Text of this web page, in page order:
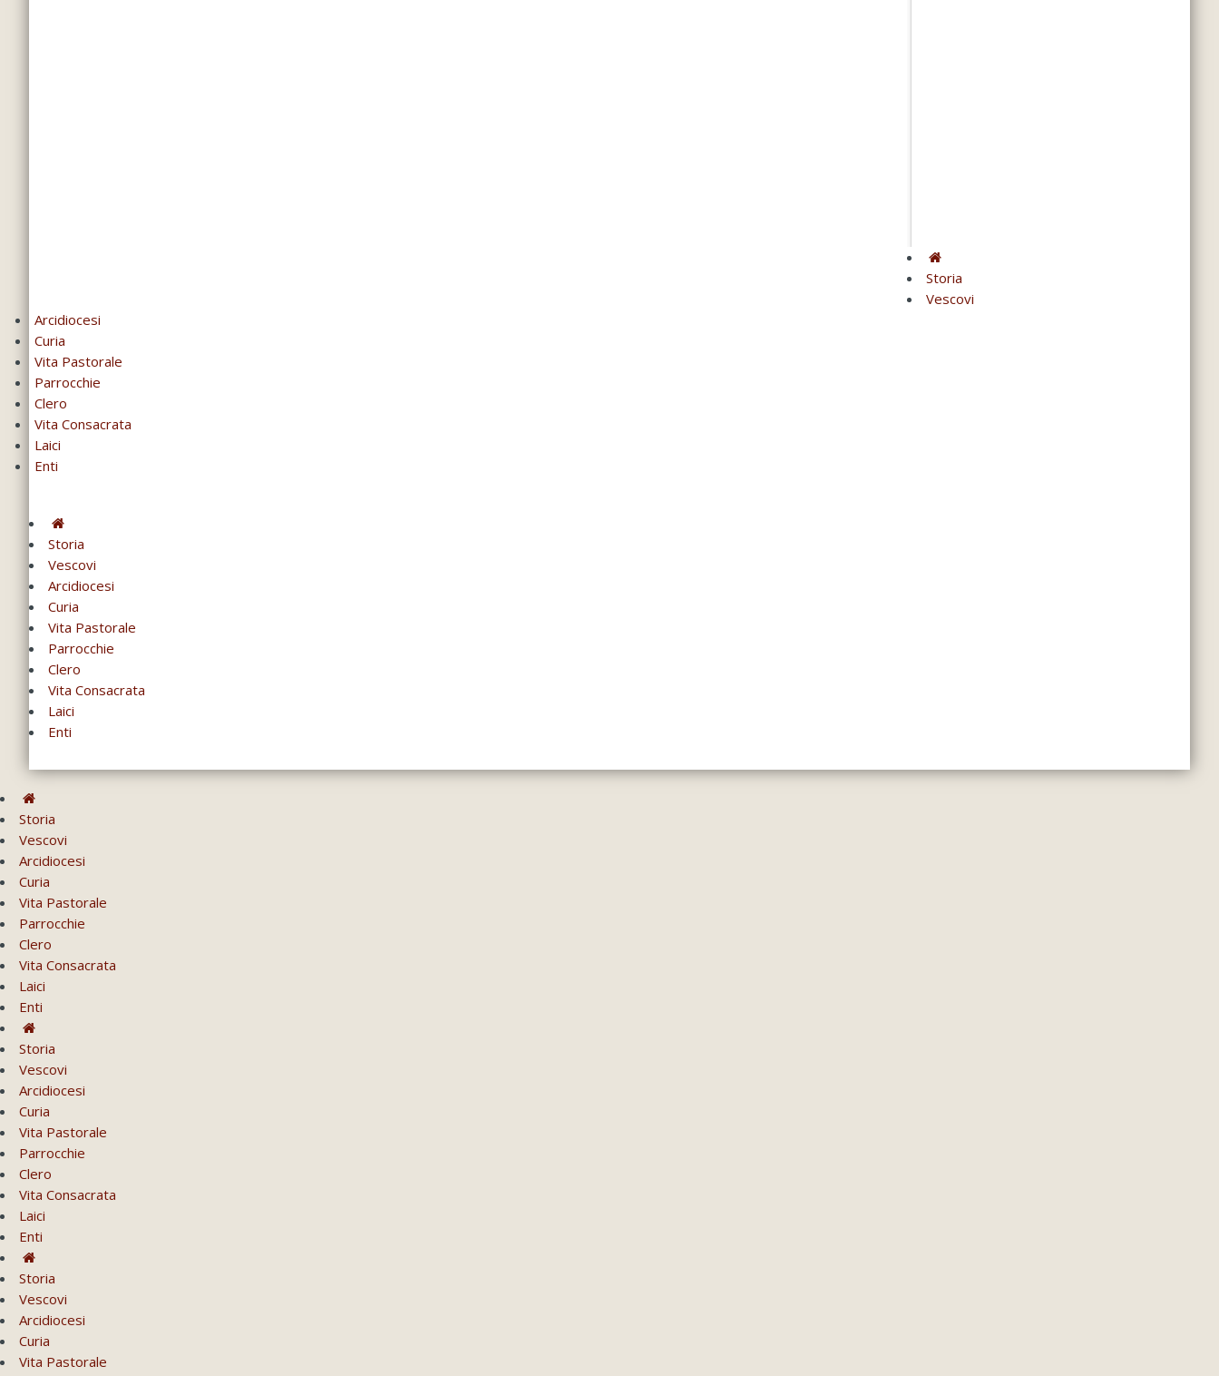
Storia
Vescovi
Arcidiocesi
Curia
Vita Pastorale
Parrocchie
Clero
Vita Consacrata
Laici
Enti
Storia
Vescovi
Arcidiocesi
Curia
Vita Pastorale
Parrocchie
Clero
Vita Consacrata
Laici
Enti
Storia
Vescovi
Arcidiocesi
Curia
Vita Pastorale
Parrocchie
Clero
Vita Consacrata
Laici
Enti
Storia
Vescovi
Arcidiocesi
Curia
Vita Pastorale
Parrocchie
Clero
Vita Consacrata
Laici
Enti
Storia
Vescovi
Arcidiocesi
Curia
Vita Pastorale